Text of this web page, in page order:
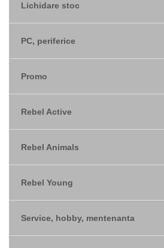
Lichidare stoc
PC, periferice
Promo
Rebel Active
Rebel Animals
Rebel Young
Service, hobby, mentenanta